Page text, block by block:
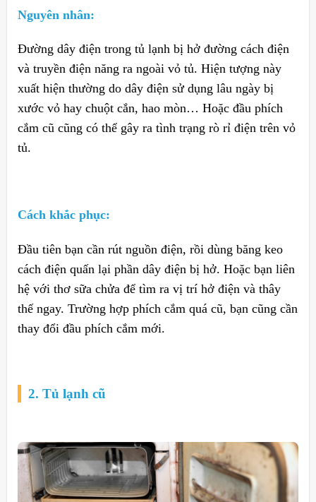
Nguyên nhân:
Đường dây điện trong tủ lạnh bị hở đường cách điện
và truyền điện năng ra ngoài vỏ tủ. Hiện tượng này
xuất hiện thường do dây điện sử dụng lâu ngày bị
xước vỏ hay chuột cắn, hao mòn… Hoặc đầu phích
cắm cũ cũng có thể gây ra tình trạng rò rỉ điện trên vỏ
tủ.
Cách khắc phục:
Đầu tiên bạn cần rút nguồn điện, rồi dùng băng keo
cách điện quấn lại phần dây điện bị hở. Hoặc bạn liên
hệ với thơ sữa chửa để tìm ra vị trí hở điện và thây
thế ngay. Trường hợp phích cắm quá cũ, bạn cũng cần
thay đổi đầu phích cắm mới.
2. Tủ lạnh cũ